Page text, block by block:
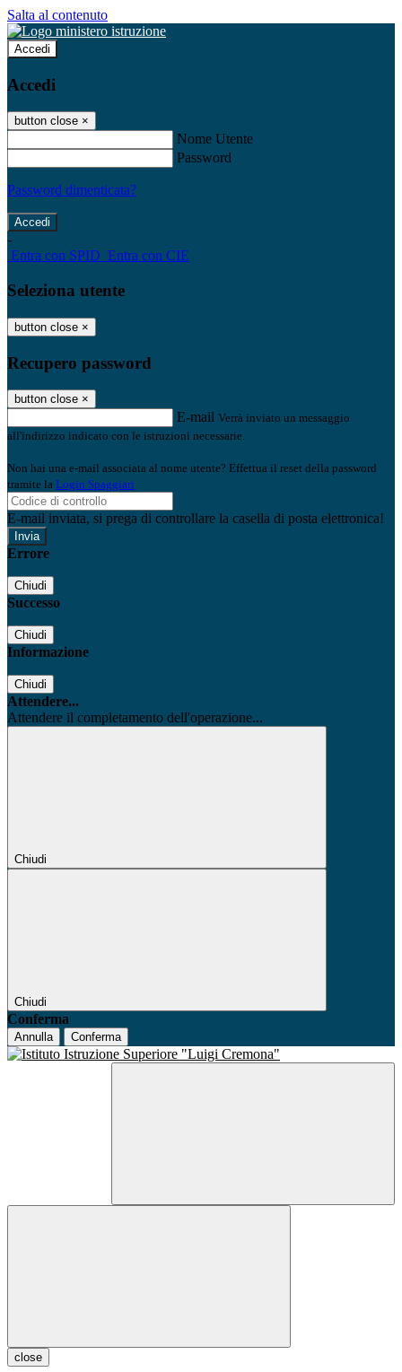
Salta al contenuto
Accedi
Accedi
button close ×
Nome Utente
Password
Password dimenticata?
-
Entra con SPID Entra con CIE
Seleziona utente
button close ×
Recupero password
button close ×
E-mail Verrà inviato un messaggio
all'indirizzo indicato con le istruzioni necessarie.
Non hai una e-mail associata al nome utente? Effettua il reset della password
tramite la Login Spaggiari
E-mail inviata, si prega di controllare la casella di posta elettronica!
Errore
Chiudi
Successo
Chiudi
Informazione
Chiudi
Attendere...
Attendere il completamento dell'operazione...
Chiudi
Chiudi
Conferma
Annulla Conferma
close